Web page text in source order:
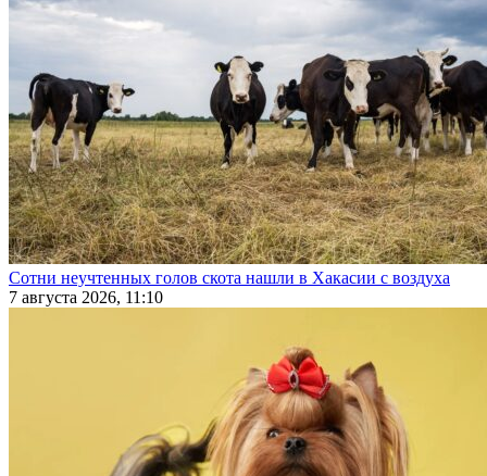
Сотни неучтенных голов скота нашли в Хакасии с воздуха
7 августа 2026, 11:10